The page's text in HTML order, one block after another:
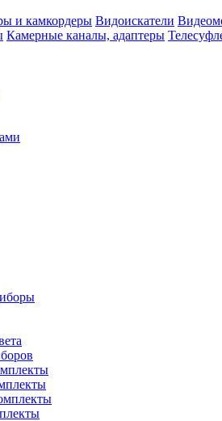
и камкордеры Видоискатели
Камерные каналы, адаптеры